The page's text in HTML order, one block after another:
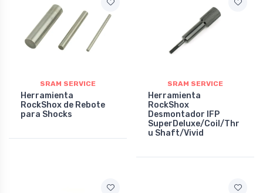
SRAM SERVICE
Herramienta
RockShox de Rebote
para Shocks
SRAM SERVICE
Herramienta
RockShox
Desmontador IFP
SuperDeluxe/Coil/Thr
u Shaft/Vivid